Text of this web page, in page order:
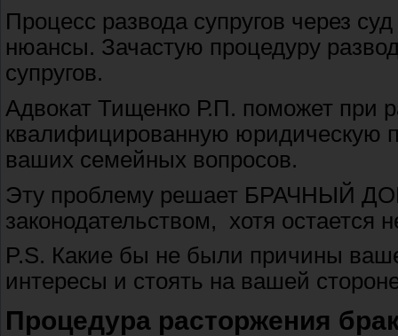
Процесс развода супругов через
нюансы. Зачастую процедуру
супругов.
Адвокат Тищенко Р.П. поможет при
квалифицированную юридическую
ваших семейных вопросов.
Эту проблему решает БРАЧНЫЙ
законодательством, хотя остается
P.S. Какие бы не были причины
интересы и стоять на вашей
Процедура расторжения